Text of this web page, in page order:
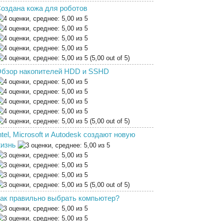
кожа для роботов
(5,00 out of 5)
накопителей HDD и SSHD
(5,00 out of 5)
Microsoft и Autodesk создают новую
(5,00 out of 5)
правильно выбрать компьютер?